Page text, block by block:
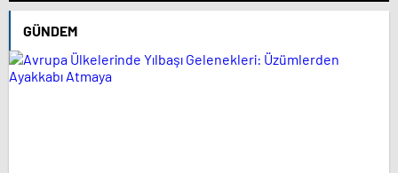
GÜNDEM